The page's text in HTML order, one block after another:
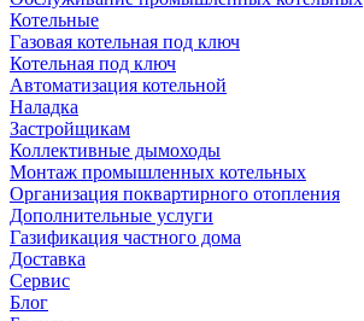
Котельные
Газовая котельная под ключ
Котельная под ключ
Автоматизация котельной
Наладка
Застройщикам
Коллективные дымоходы
Монтаж промышленных котельных
Организация поквартирного отопления
Дополнительные услуги
Газификация частного дома
Доставка
Сервис
Блог